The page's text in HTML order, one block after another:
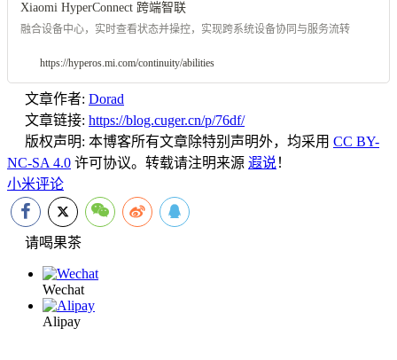
Xiaomi HyperConnect 跨端智联
融合设备中心，实时查看状态并操控，实现跨系统设备协同与服务流转
https://hyperos.mi.com/continuity/abilities
文章作者: Dorad
文章链接: https://blog.cuger.cn/p/76df/
版权声明: 本博客所有文章除特别声明外，均采用 CC BY-
NC-SA 4.0 许可协议。转载请注明来源 遐说！
小米评论
请喝果茶
Wechat
Alipay